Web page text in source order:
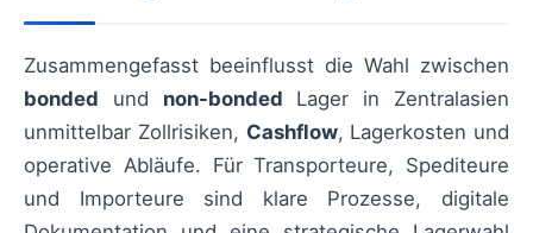
Zusammengefasst beeinflusst die Wahl zwischen
bonded und non-bonded Lager in Zentralasien
unmittelbar Zollrisiken, Cashflow, Lagerkosten und
operative Abläufe. Für Transporteure, Spediteure
und Importeure sind klare Prozesse, digitale